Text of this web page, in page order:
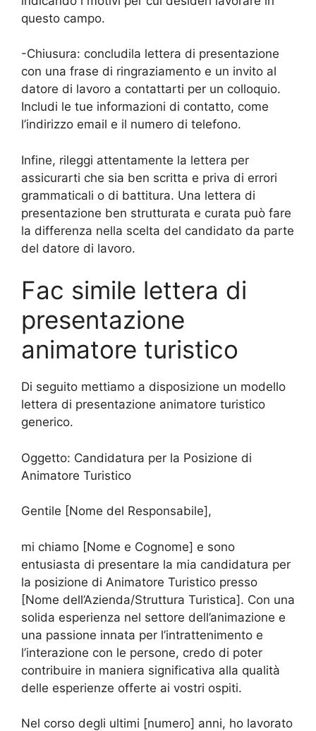
questo campo.
-Chiusura: concludila lettera di presentazione
con una frase di ringraziamento e un invito al
datore di lavoro a contattarti per un colloquio.
Includi le tue informazioni di contatto, come
l’indirizzo email e il numero di telefono.
Infine, rileggi attentamente la lettera per
assicurarti che sia ben scritta e priva di errori
grammaticali o di battitura. Una lettera di
presentazione ben strutturata e curata può fare
la differenza nella scelta del candidato da parte
del datore di lavoro.
Fac simile lettera di
presentazione
animatore turistico
Di seguito mettiamo a disposizione un modello
lettera di presentazione animatore turistico
generico.
Oggetto: Candidatura per la Posizione di
Animatore Turistico
Gentile [Nome del Responsabile],
mi chiamo [Nome e Cognome] e sono
entusiasta di presentare la mia candidatura per
la posizione di Animatore Turistico presso
[Nome dell’Azienda/Struttura Turistica]. Con una
solida esperienza nel settore dell’animazione e
una passione innata per l’intrattenimento e
l’interazione con le persone, credo di poter
contribuire in maniera significativa alla qualità
delle esperienze offerte ai vostri ospiti.
Nel corso degli ultimi [numero] anni, ho lavorato